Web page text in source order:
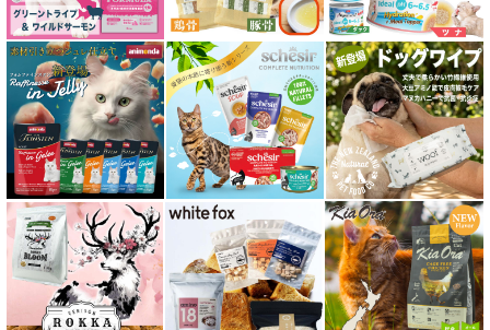
糖尿ケア対応 フード for CAT
肥満ケア対応 フード for CAT
泌尿器ケア対応 フード for CAT
胃腸ケア対応 フード for CAT